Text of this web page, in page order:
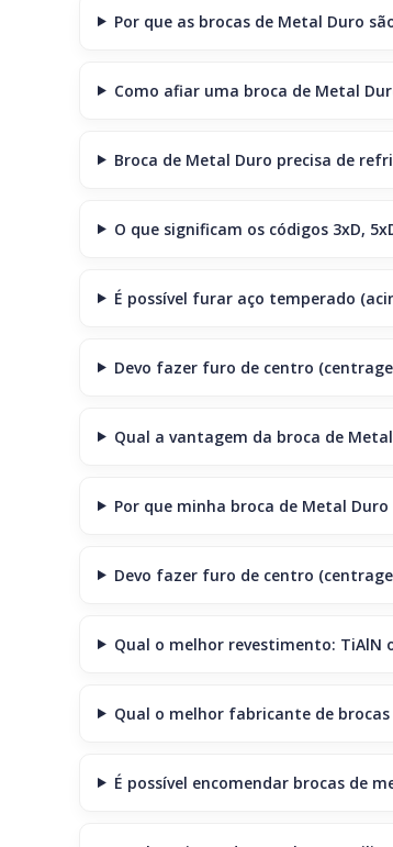
Por que as brocas de Metal Duro
Como afiar uma broca de Metal
Broca de Metal Duro precisa de
O que significam os códigos 3xD,
É possível furar aço temperado
Devo fazer furo de centro
Qual a vantagem da broca de
Por que minha broca de Metal
Devo fazer furo de centro
Qual o melhor revestimento: TiAlN
Qual o melhor fabricante de
É possível encomendar brocas de